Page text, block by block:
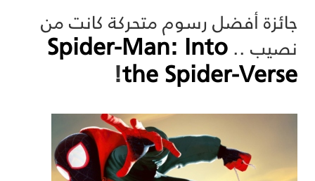
جائزة أفضل رسوم متحركة كانت من
نصيب ..Spider-Man: Into
the Spider-Verse
!